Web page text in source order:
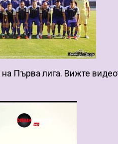
Първа лига. Вижте